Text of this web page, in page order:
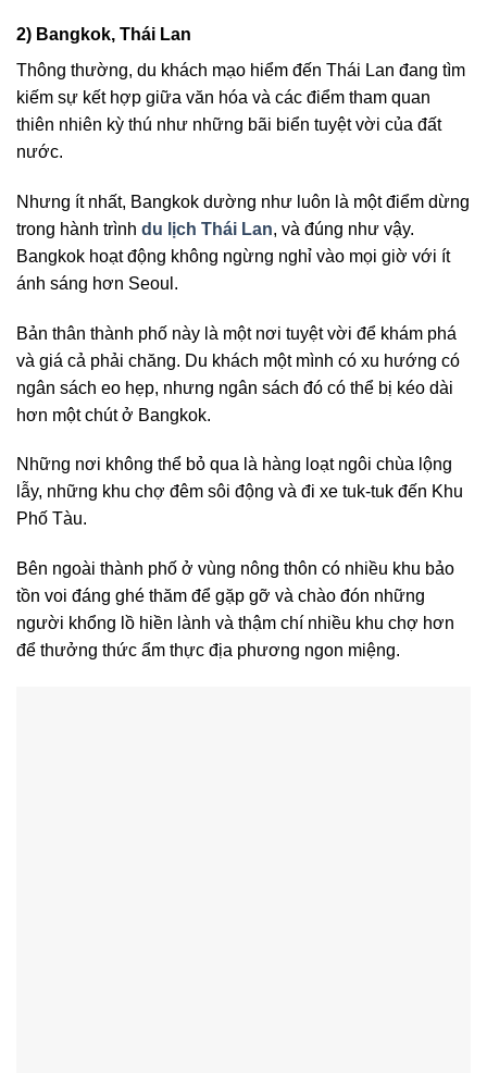
2) Bangkok, Thái Lan
Thông thường, du khách mạo hiểm đến Thái Lan đang tìm
kiếm sự kết hợp giữa văn hóa và các điểm tham quan
thiên nhiên kỳ thú như những bãi biển tuyệt vời của đất
nước.
Nhưng ít nhất, Bangkok dường như luôn là một điểm dừng
trong hành trình du lịch Thái Lan, và đúng như vậy.
Bangkok hoạt động không ngừng nghỉ vào mọi giờ với ít
ánh sáng hơn Seoul.
Bản thân thành phố này là một nơi tuyệt vời để khám phá
và giá cả phải chăng. Du khách một mình có xu hướng có
ngân sách eo hẹp, nhưng ngân sách đó có thể bị kéo dài
hơn một chút ở Bangkok.
Những nơi không thể bỏ qua là hàng loạt ngôi chùa lộng
lẫy, những khu chợ đêm sôi động và đi xe tuk-tuk đến Khu
Phố Tàu.
Bên ngoài thành phố ở vùng nông thôn có nhiều khu bảo
tồn voi đáng ghé thăm để gặp gỡ và chào đón những
người khổng lồ hiền lành và thậm chí nhiều khu chợ hơn
để thưởng thức ẩm thực địa phương ngon miệng.